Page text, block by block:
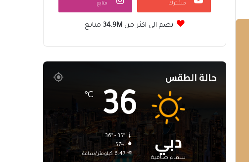
مشترك متابع
انضم الى اكثر من34.9M متابع
حالة الطقس
دبي
سماء صافية
36
℃
36º - 35º
57%
6.47 كيلومتر/ساعة